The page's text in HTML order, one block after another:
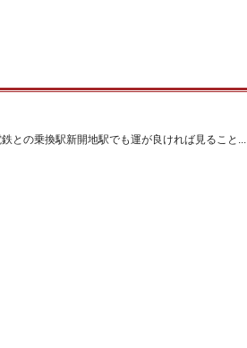
との乗換駅新開地駅でも運が良ければ見ること...